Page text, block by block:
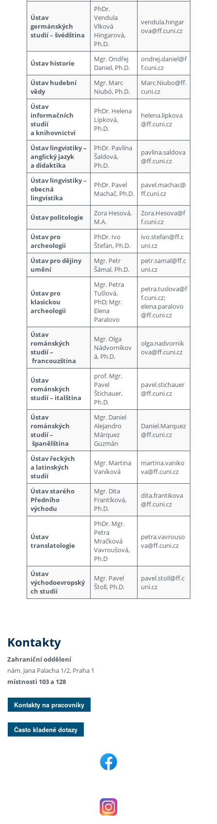
Ústav
germánských
studií – švédština
PhDr.
Vendula
Vlková
Hingarová,
Ph.D.
vendula.hingar
ova@ff.cuni.cz
Ústav historie
Mgr. Ondřej
Daniel, Ph.D.
ondrej.daniel@f
f.cuni.cz
Ústav hudební
vědy
Mgr. Marc
Niubó, Ph.D.
Marc.Niubo@ff.
cuni.cz
Ústav
informačních
studií
a knihovnictví
PhDr. Helena
Lipková,
Ph.D.
helena.lipkova
@ff.cuni.cz
Ústav lingvistiky –
anglický jazyk
a didaktika
PhDr. Pavlína
Šaldová,
Ph.D.
pavlina.saldova
@ff.cuni.cz
Ústav lingvistiky –
obecná
lingvistika
PhDr. Pavel
Machač, Ph.D.
pavel.machac@
ff.cuni.cz
Ústav politologie
Zora Hesová,
M.A.
Zora.Hesova@f
f.cuni.cz
Ústav pro
archeologii
PhDr. Ivo
Štefan, Ph.D.
ivo.stefan@ff.c
uni.cz
Ústav pro dějiny
umění
Mgr. Petr
Šámal, Ph.D.
petr.samal@ff.c
uni.cz
Ústav pro
klasickou
archeologii
Mgr. Petra
Tušlová,
PhD; Mgr.
Elena
Paralovo
petra.tuslova@f
f.cuni.cz;
elena.paralovo
@ff.cuni.cz
Ústav
románských
studií –
francouzština
Mgr. Olga
Nádvorníkov
á, Ph.D.
olga.nadvornik
ova@ff.cuni.cz
Ústav
románských
studií – italština
prof. Mgr.
Pavel
Štichauer,
Ph.D.
pavel.stichauer
@ff.cuni.cz
Ústav
románských
studií –
španělština
Mgr. Daniel
Alejandro
Márquez
Guzmán
Daniel.Marquez
@ff.cuni.cz
Ústav řeckých
a latinských
studií
Mgr. Martina
Vaníková
martina.vaniko
va@ff.cuni.cz
Ústav starého
Předního
východu
Mgr. Dita
Frantíková,
Ph.D.
dita.frantikova
@ff.cuni.cz
Ústav
translatologie
PhDr. Mgr.
Petra
Mračková
Vavroušová,
Ph.D
petra.vavrouso
va@ff.cuni.cz
Ústav
východoevropský
ch studií
Mgr. Pavel
Štoll, Ph.D.
pavel.stoll@ff.c
uni.cz
Kontakty
Zahraniční oddělení
nám. Jana Palacha 1/2, Praha 1
místnosti 103 a 128
Kontakty na pracovníky
Často kladené dotazy